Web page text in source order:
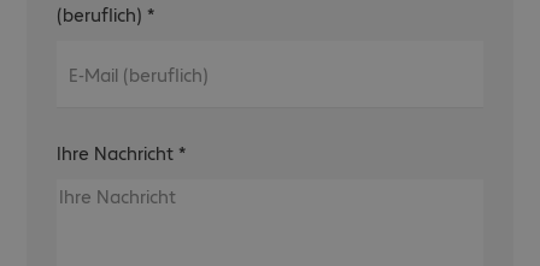
(beruflich) *
Ihre Nachricht *